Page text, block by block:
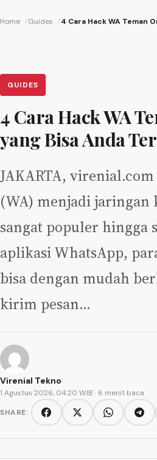
Home Guides 4 Cara Hack WA Teman
GUIDES
4 Cara Hack WA
yang Bisa Anda
JAKARTA,
(WA) menjadi jaringan
sangat populer hingga
aplikasi WhatsApp,
bisa dengan mudah
kirim pesan…
Virenial Tekno
1 Agustus 2026, 04:20 WIB · 6 menit baca
SHARE:
FacebookTwitter/XWhatsApp